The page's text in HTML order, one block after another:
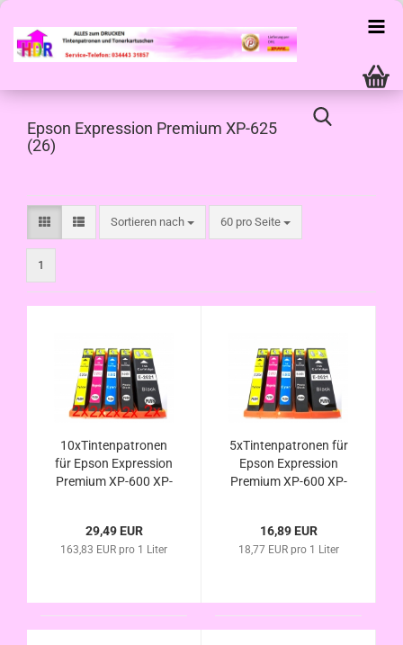
Epson Expression Premium XP-625
(26)
Sortieren nach
Sortieren nach 60 pro Seite
pro Seite
1
10xTintenpatronen
für Epson Expression
Premium XP-600 XP-
kompatibel zur
Eisbär Serie
29,49 EUR
163,83 EUR pro 1 Liter
5xTintenpatronen für
Epson Expression
Premium XP-600 XP-
kompatibel zur
Eisbär Serie
16,89 EUR
18,77 EUR pro 1 Liter